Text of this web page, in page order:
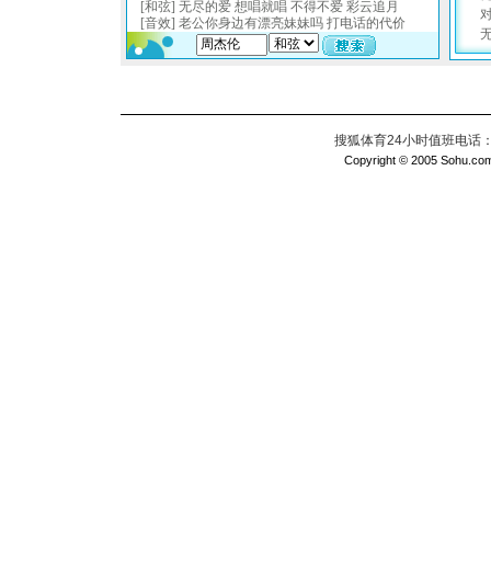
搜狐体育24小时值班电话
Copyright © 2005